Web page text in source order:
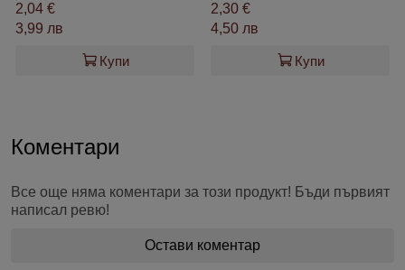
2,04 €
3,99 лв
Купи
2,30 €
4,50 лв
Купи
Коментари
Все още няма коментари за този продукт! Бъди първият
написал ревю!
Остави коментар